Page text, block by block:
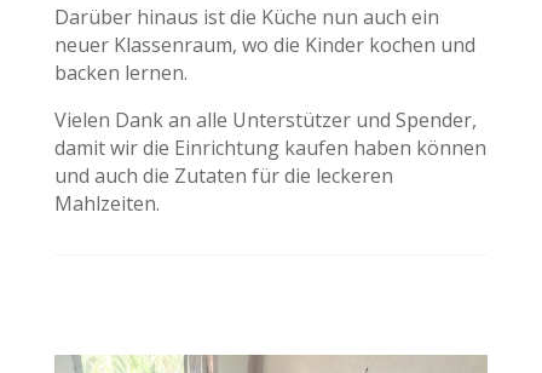
Darüber hinaus ist die Küche nun auch ein
neuer Klassenraum, wo die Kinder kochen und
backen lernen.
Vielen Dank an alle Unterstützer und Spender,
damit wir die Einrichtung kaufen haben können
und auch die Zutaten für die leckeren
Mahlzeiten.